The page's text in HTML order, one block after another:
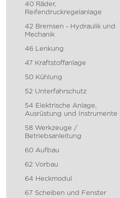
40 Räder,
Reifendruckregelanlage
42 Bremsen - Hydraulik und
Mechanik
46 Lenkung
47 Kraftstoffanlage
50 Kühlung
52 Unterfahrschutz
54 Elektrische Anlage,
Ausrüstung und Instrumente
58 Werkzeuge /
Betriebsanleitung
60 Aufbau
62 Vorbau
64 Heckmodul
67 Scheiben und Fenster